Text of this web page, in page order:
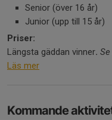
Senior (över 16 år)
Junior (upp till 15 år)
Priser:
Längsta gäddan vinner.
Läs mer
Kommande